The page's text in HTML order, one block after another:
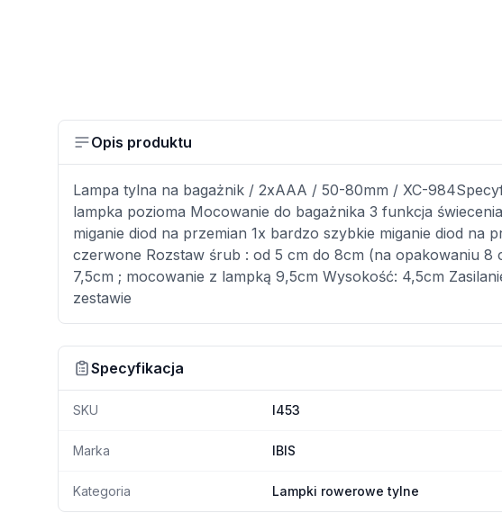
Opis produktu
Lampa tylna na bagażnik / 2xAAA / 50-80mm / XC-
lampka pozioma Mocowanie do bagażnika 3 funkcja świecenia
miganie diod na przemian 1x bardzo szybkie miganie diod na
czerwone Rozstaw śrub : od 5 cm do 8cm (na opakowaniu 8
7,5cm ; mocowanie z lampką 9,5cm Wysokość: 4,5cm
zestawie
Specyfikacja
SKU I453
Marka IBIS
Kategoria Lampki rowerowe tylne